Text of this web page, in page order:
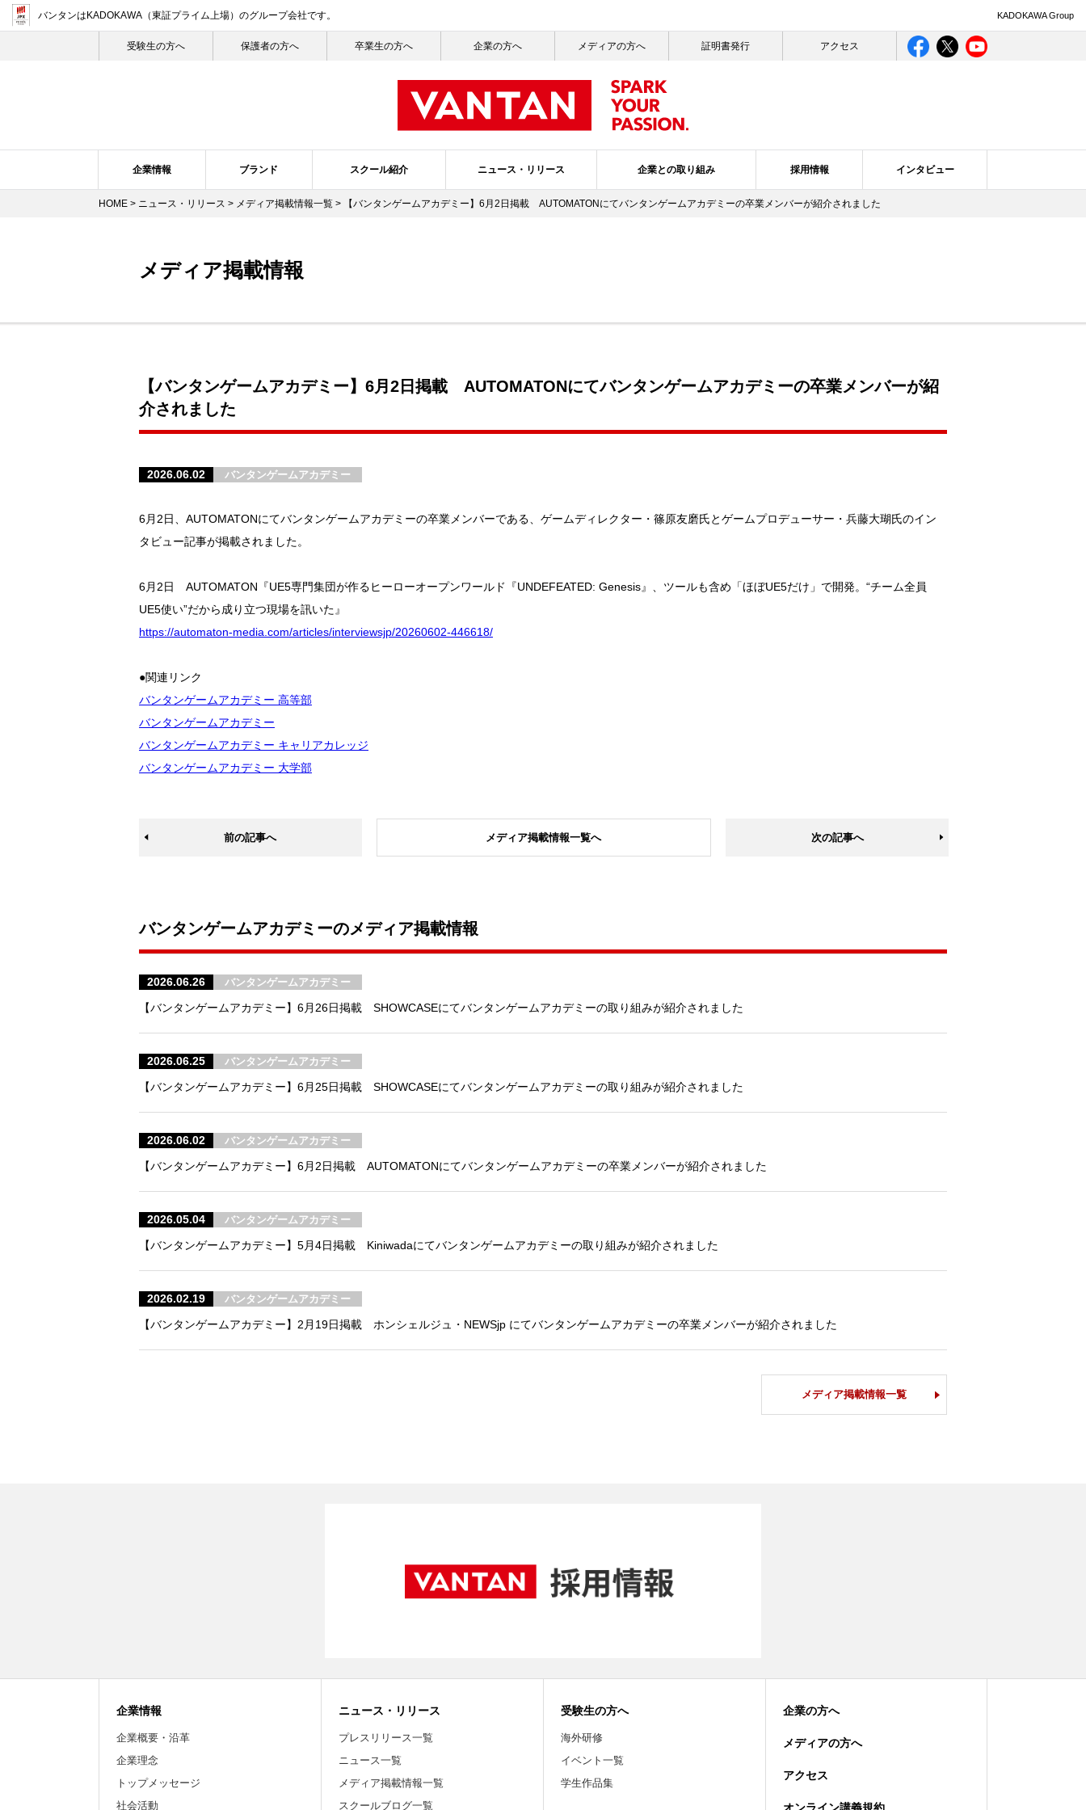
バンタンはKADOKAWA（東証プライム上場） のグループ会社です。 KADOKAWA Group
受験生の⽅へ 保護者の方へ 卒業生の方へ 企業の方へ メディアの方へ 証明書発行 アクセス
企業情報 ブランド スクール紹介 ニュース・リリース 企業との取り組み 採用情報 インタビュー
HOME > ニュース・リリース > メディア掲載情報一覧 > 【バンタンゲームアカデミー】6月2日掲載 AUTOMATONにてバンタンゲームアカデミーの卒業メンバーが紹介されました
メディア掲載情報
【バンタンゲームアカデミー】6月2日掲載 AUTOMATONにてバンタンゲームアカデミーの卒業メンバーが紹
介されました
2026.06.02 バンタンゲームアカデミー
6月2日、AUTOMATONにてバンタンゲームアカデミーの卒業メンバーである、ゲームディレクター・篠原友磨氏とゲームプロデューサー・兵藤大瑚氏のイン
タビュー記事が掲載されました。
6月2日 AUTOMATON『UE5専門集団が作るヒーローオープンワールド『UNDEFEATED: Genesis』、ツールも含め「ほぼUE5だけ」で開発。“チーム全員
UE5使い”だから成り立つ現場を訊いた』
https://automaton-media.com/articles/interviewsjp/20260602-446618/
●関連リンク
バンタンゲームアカデミー 高等部
バンタンゲームアカデミー
バンタンゲームアカデミー キャリアカレッジ
バンタンゲームアカデミー 大学部
前の記事へ メディア掲載情報一覧へ 次の記事へ
バンタンゲームアカデミーのメディア掲載情報
2026.06.26 バンタンゲームアカデミー
【バンタンゲームアカデミー】6月26日掲載 SHOWCASEにてバンタンゲームアカデミーの取り組みが紹介されました
2026.06.25 バンタンゲームアカデミー
【バンタンゲームアカデミー】6月25日掲載 SHOWCASEにてバンタンゲームアカデミーの取り組みが紹介されました
2026.06.02 バンタンゲームアカデミー
【バンタンゲームアカデミー】6月2日掲載 AUTOMATONにてバンタンゲームアカデミーの卒業メンバーが紹介されました
2026.05.04 バンタンゲームアカデミー
【バンタンゲームアカデミー】5月4日掲載 Kiniwadaにてバンタンゲームアカデミーの取り組みが紹介されました
2026.02.19 バンタンゲームアカデミー
【バンタンゲームアカデミー】2月19日掲載 ホンシェルジュ・NEWSjp にてバンタンゲームアカデミーの卒業メンバーが紹介されました
メディア掲載情報一覧
企業情報
企業概要・沿革
企業理念
トップメッセージ
社会活動
ニュース・リリース
プレスリリース一覧
ニュース一覧
メディア掲載情報一覧
スクールブログ一覧
受験生の方へ
海外研修
イベント一覧
学生作品集
企業の方へ
メディアの方へ
アクセス